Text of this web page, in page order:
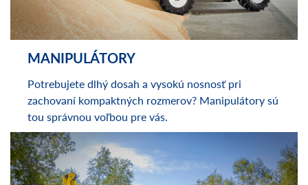
Potrebujete dlhý dosah a vysokú nosnosť pri
zachovaní kompaktných rozmerov? Manipulátory sú
tou správnou voľbou pre vás.